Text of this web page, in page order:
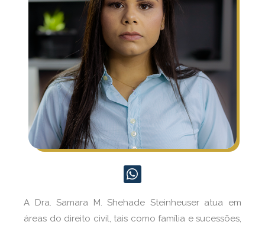
A Dra. Samara M. Shehade Steinheuser atua em
áreas do direito civil, tais como família e sucessões,